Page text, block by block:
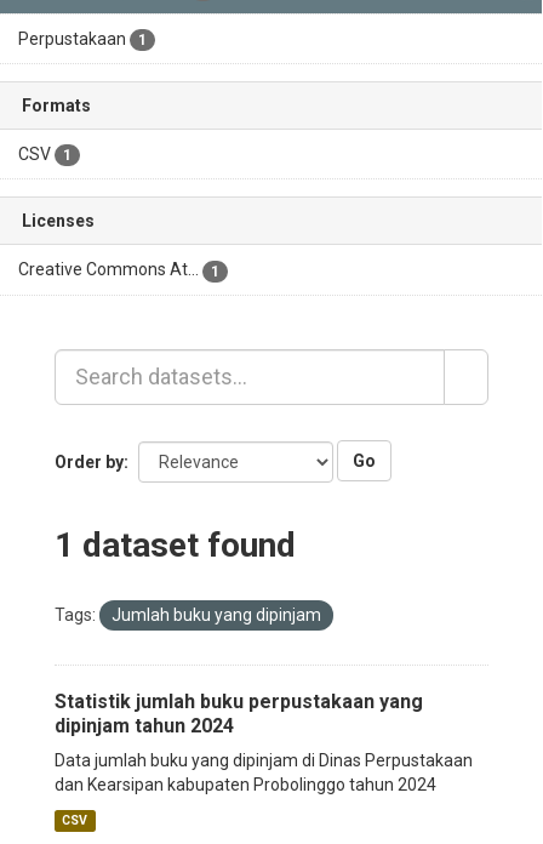
Perpustakaan 1
Formats
CSV 1
Licenses
Creative Commons At... 1
Order by Go
1 dataset found
Tags: Jumlah buku yang dipinjam
Statistik jumlah buku perpustakaan yang
dipinjam tahun 2024
Data jumlah buku yang dipinjam di Dinas Perpustakaan
dan Kearsipan kabupaten Probolinggo tahun 2024
CSV